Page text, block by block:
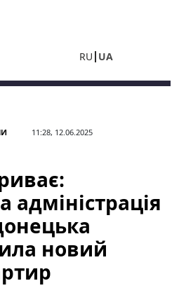
RU UA
11:28, 12.06.2025
адміністрація
новий